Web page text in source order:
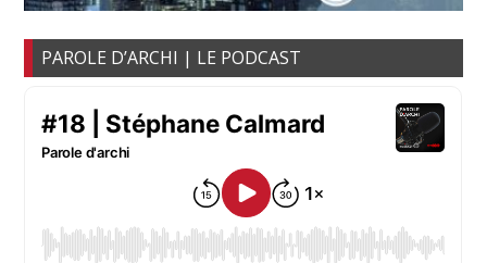
PAROLE D’ARCHI | LE PODCAST